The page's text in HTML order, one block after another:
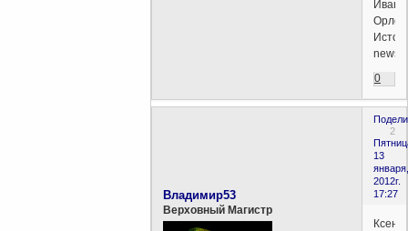
Иван
Орлов
0
2
13
января,
2012г.
17:27
Владимир53
Верховный Магистр